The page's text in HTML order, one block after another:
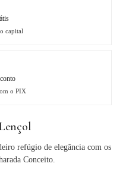
capital
o PIX
refúgio de elegância com os
Conceito.